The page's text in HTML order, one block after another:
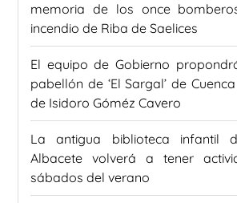
memoria de los once
incendio de Riba de Saelices
El equipo de Gobierno
pabellón de ‘El Sargal’ de
de Isidoro Góméz Cavero
La antigua biblioteca infantil
Albacete volverá a tener
sábados del verano